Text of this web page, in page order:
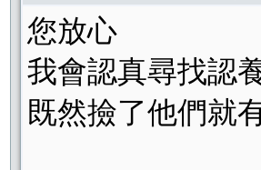
您放心
我會認真尋找認
既然撿了他們就